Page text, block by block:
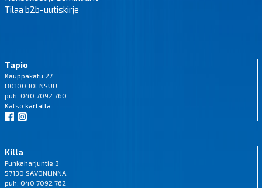
Tilaa b2b-uutiskirje
Tapio
Kauppakatu 27
80100 JOENSUU
puh. 040 7092 760
Katso kartalta
Killa
Punkaharjuntie 3
57130 SAVONLINNA
puh. 040 7092 762